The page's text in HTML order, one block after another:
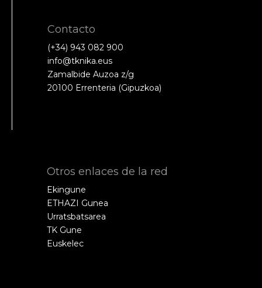
Contacto
(+34) 943 082 900
info@tknika.eus
Zamalbide Auzoa z/g
20100 Errenteria (Gipuzkoa)
Otros enlaces de la red
Ekingune
ETHAZI Gunea
Urratsbatsarea
TK Gune
Euskelec